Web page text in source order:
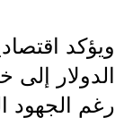
ويؤكد
الدولار
رغم الجهود